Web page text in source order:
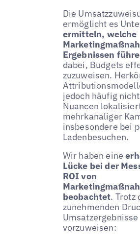
Die
ermöglicht es
ermitteln, welche
Ergebnissen
dabei, Budgets
zuzuweisen.
jedoch häufig
Nuancen
mehrkanaliger
insbesondere bei
Ladenbesuchen.
Wir haben eine
Lücke bei der
ROI von
beobachtet. Trotz
zunehmenden
Umsatzergebnisse
vorzuweisen: